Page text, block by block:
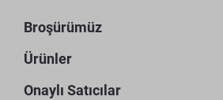
Broşürümüz
Ürünler
Onaylı Satıcılar